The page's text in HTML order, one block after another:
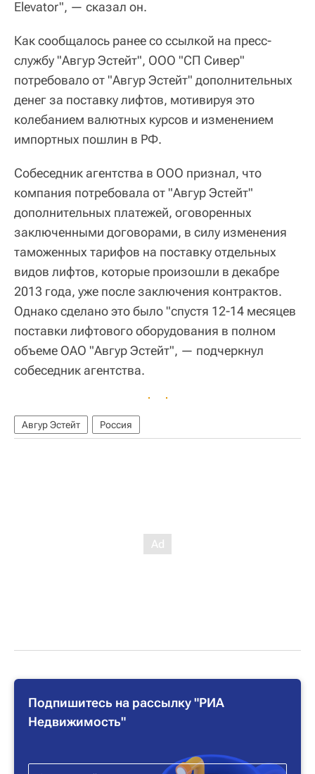
Elevator", — сказал он.
Как сообщалось ранее со ссылкой на пресс-
службу "Авгур Эстейт", ООО "СП Сивер"
потребовало от "Авгур Эстейт" дополнительных
денег за поставку лифтов, мотивируя это
колебанием валютных курсов и изменением
импортных пошлин в РФ.
Собеседник агентства в ООО признал, что
компания потребовала от "Авгур Эстейт"
дополнительных платежей, оговоренных
заключенными договорами, в силу изменения
таможенных тарифов на поставку отдельных
видов лифтов, которые произошли в декабре
2013 года, уже после заключения контрактов.
Однако сделано это было "спустя 12-14 месяцев
поставки лифтового оборудования в полном
объеме ОАО "Авгур Эстейт", — подчеркнул
собеседник агентства.
Авгур Эстейт Россия
Подпишитесь на рассылку "РИА
Недвижимость"